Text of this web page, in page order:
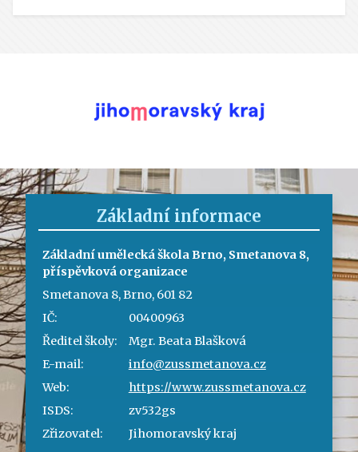
Základní informace
Základní umělecká škola Brno, Smetanova 8,
příspěvková organizace
Smetanova 8, Brno, 601 82
IČ:
00400963
Ředitel školy:
Mgr. Beata Blašková
E-mail:
info@zussmetanova.cz
Web:
https://www.zussmetanova.cz
ISDS:
zv532gs
Zřizovatel:
Jihomoravský kraj